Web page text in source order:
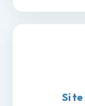
Si te